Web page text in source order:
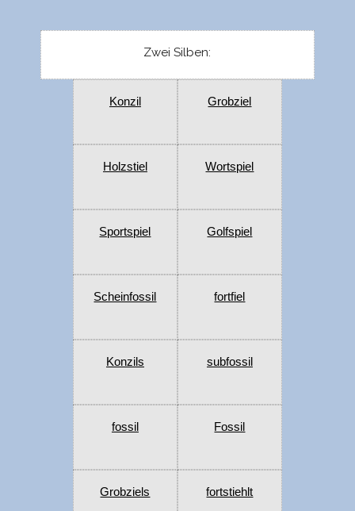
Zwei Silben:
Konzil Grobziel
Holzstiel Wortspiel
Sportspiel Golfspiel
Scheinfossil fortfiel
Konzils subfossil
fossil Fossil
Grobziels fortstiehlt